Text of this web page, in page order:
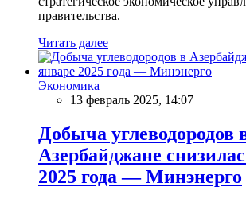
правительства.
Читать далее
Экономика
13 февраль 2025, 14:07
Добыча углеводородов
Азербайджане
2025 года — Минэнерго